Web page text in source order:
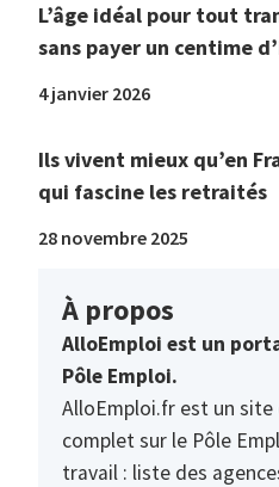
L’âge idéal pour tout
sans payer un centime
4 janvier 2026
Ils vivent mieux qu’en
qui fascine les retraités
28 novembre 2025
À propos
AlloEmploi est un
Pôle Emploi.
AlloEmploi.fr est un site
complet sur le Pôle
travail : liste des